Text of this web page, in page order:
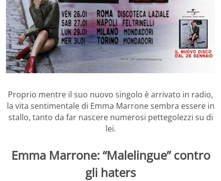
Proprio mentre il suo nuovo singolo è arrivato in radio,
la vita sentimentale di Emma Marrone sembra essere in
stallo, tanto da far nascere numerosi pettegolezzi su di
lei.
Emma Marrone: “Malelingue” contro
gli haters